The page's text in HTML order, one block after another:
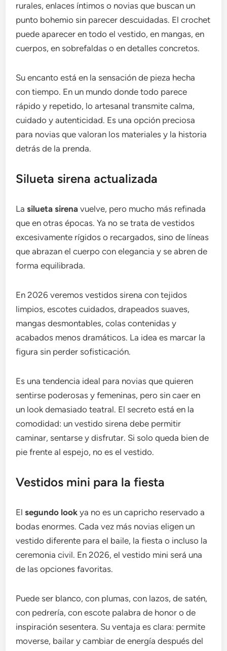
rurales, enlaces íntimos o novias que buscan un
punto bohemio sin parecer descuidadas. El crochet
puede aparecer en todo el vestido, en mangas, en
cuerpos, en sobrefaldas o en detalles concretos.
Su encanto está en la sensación de pieza hecha
con tiempo. En un mundo donde todo parece
rápido y repetido, lo artesanal transmite calma,
cuidado y autenticidad. Es una opción preciosa
para novias que valoran los materiales y la historia
detrás de la prenda.
Silueta sirena actualizada
Lasilueta sirena vuelve, pero mucho más refinada
que en otras épocas. Ya no se trata de vestidos
excesivamente rígidos o recargados, sino de líneas
que abrazan el cuerpo con elegancia y se abren de
forma equilibrada.
En 2026 veremos vestidos sirena con tejidos
limpios, escotes cuidados, drapeados suaves,
mangas desmontables, colas contenidas y
acabados menos dramáticos. La idea es marcar la
figura sin perder sofisticación.
Es una tendencia ideal para novias que quieren
sentirse poderosas y femeninas, pero sin caer en
un look demasiado teatral. El secreto está en la
comodidad: un vestido sirena debe permitir
caminar, sentarse y disfrutar. Si solo queda bien de
pie frente al espejo, no es el vestido.
Vestidos mini para la fiesta
Elsegundo look ya no es un capricho reservado a
bodas enormes. Cada vez más novias eligen un
vestido diferente para el baile, la fiesta o incluso la
ceremonia civil. En 2026, el vestido mini será una
de las opciones favoritas.
Puede ser blanco, con plumas, con lazos, de satén,
con pedrería, con escote palabra de honor o de
inspiración sesentera. Su ventaja es clara: permite
moverse, bailar y cambiar de energía después del